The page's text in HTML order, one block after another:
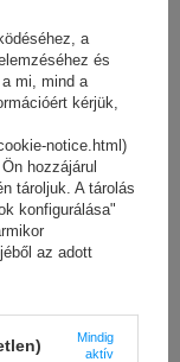
a
és
mi, mind a
kérjük,
notice.html)
hozzájárul
tároljuk. A tárolás
konfigurálása"
az adott
Mindig
aktív